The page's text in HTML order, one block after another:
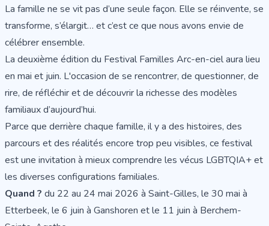
La famille ne se vit pas d’une seule façon. Elle se réinvente, se
transforme, s’élargit… et c’est ce que nous avons envie de
célébrer ensemble.
La deuxième édition du Festival Familles Arc-en-ciel aura lieu
en mai et juin. L'occasion de se rencontrer, de questionner, de
rire, de réfléchir et de découvrir la richesse des modèles
familiaux d’aujourd’hui.
Parce que derrière chaque famille, il y a des histoires, des
parcours et des réalités encore trop peu visibles, ce festival
est une invitation à mieux comprendre les vécus LGBTQIA+ et
les diverses configurations familiales.
Quand ? du 22 au 24 mai 2026 à Saint-Gilles, le 30 mai à
Etterbeek, le 6 juin à Ganshoren et le 11 juin à Berchem-